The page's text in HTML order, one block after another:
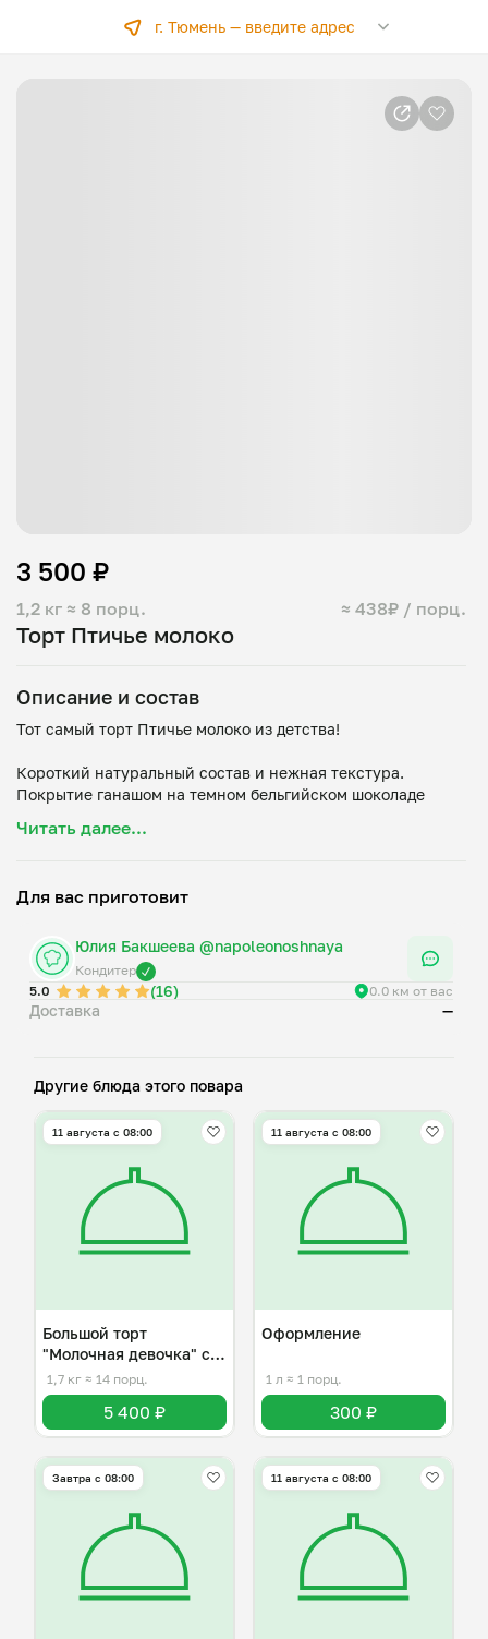
г. Тюмень — введите адрес
Торт Птичье молоко
1,2 кг ≈ 8 порц. ≈ 438₽ / порц.
3 500 ₽
Описание и состав
Тот самый торт Птичье молоко из детства!
Короткий натуральный состав и нежная текстура.
Покрытие ганашом на темном бельгийском шоколаде
Возможно изготовление в виде нарезных пирожных.
Читать далее...
Для вас приготовит
Юлия Бакшеева @napoleonoshnaya
Кондитер
5.0
(16) 0.0 км от вас
Доставка —
Другие блюда этого повара
11 августа с 08:00
Большой торт
"Молочная девочка" со
вкусом пломбира
1,7 кг ≈ 14 порц.
5 400 ₽
11 августа с 08:00
Оформление
1 л ≈ 1 порц.
300 ₽
Завтра c 08:00 11 августа с 08:00